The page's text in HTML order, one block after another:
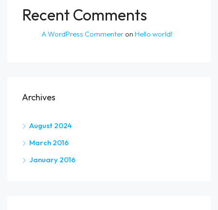
Recent Comments
A WordPress Commenter on Hello world!
Archives
August 2024
March 2016
January 2016